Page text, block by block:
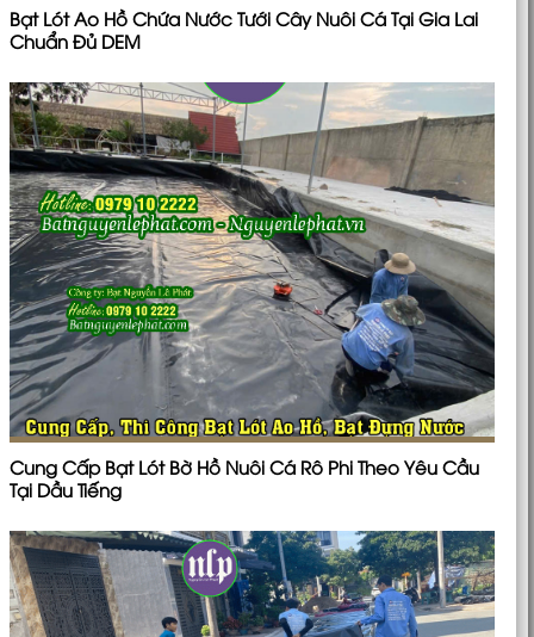
Bạt Lót Ao Hồ Chứa Nước Tưới Cây Nuôi Cá Tại Gia Lai
Chuẩn Đủ DEM
Cung Cấp Bạt Lót Bờ Hồ Nuôi Cá Rô Phi Theo Yêu Cầu
Tại Dầu Tiếng